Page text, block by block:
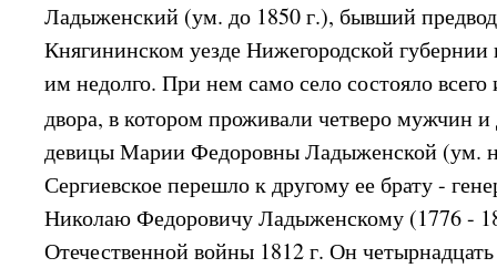
Ладыженский (ум. до 1850 г.), бывший
Княгининском уезде Нижегородской губернии
им недолго. При нем само село состояло всего
двора, в котором проживали четверо мужчин
девицы Марии Федоровны Ладыженской (ум.
Сергиевское перешло к другому ее брату -
Николаю Федоровичу Ладыженскому (1776 -
Отечественной войны 1812 г. Он